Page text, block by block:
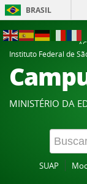
BRASIL
Instituto Federal de
MINISTÉRIO DA
SUAP